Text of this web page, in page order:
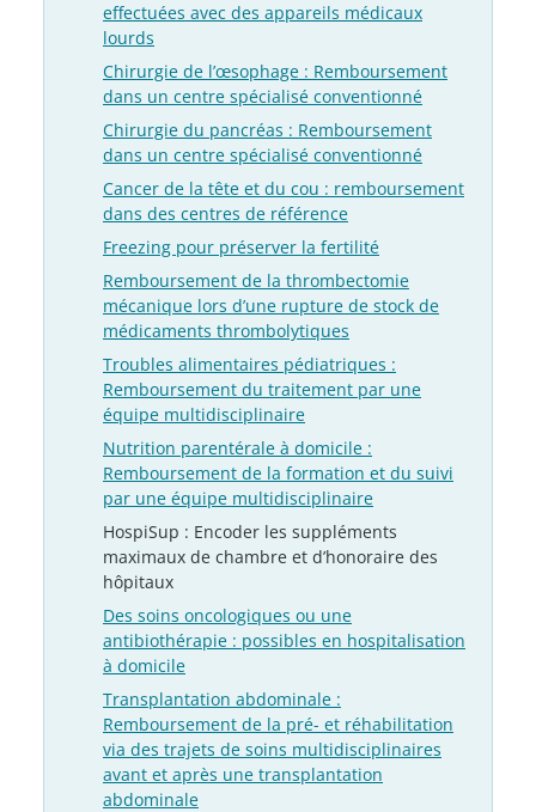
effectuées avec des appareils médicaux
lourds
Chirurgie de l’œsophage : Remboursement
dans un centre spécialisé conventionné
Chirurgie du pancréas : Remboursement
dans un centre spécialisé conventionné
Cancer de la tête et du cou : remboursement
dans des centres de référence
Freezing pour préserver la fertilité
Remboursement de la thrombectomie
mécanique lors d’une rupture de stock de
médicaments thrombolytiques
Troubles alimentaires pédiatriques :
Remboursement du traitement par une
équipe multidisciplinaire
Nutrition parentérale à domicile :
Remboursement de la formation et du suivi
par une équipe multidisciplinaire
HospiSup : Encoder les suppléments
maximaux de chambre et d’honoraire des
hôpitaux
Des soins oncologiques ou une
antibiothérapie : possibles en hospitalisation
à domicile
Transplantation abdominale :
Remboursement de la pré- et réhabilitation
via des trajets de soins multidisciplinaires
avant et après une transplantation
abdominale